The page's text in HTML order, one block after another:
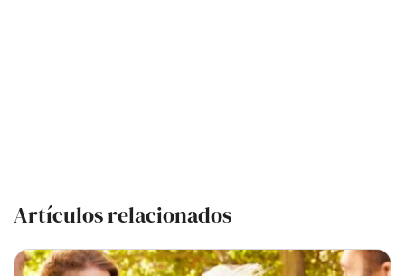
Artículos relacionados